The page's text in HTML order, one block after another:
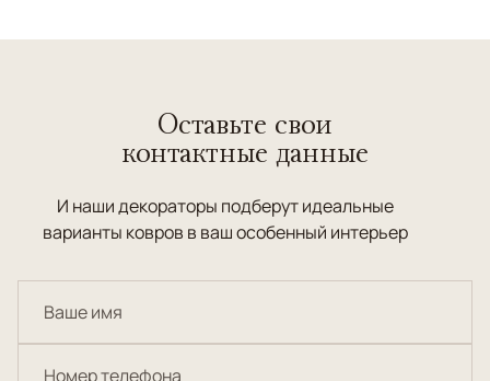
Оставьте свои
контактные данные
И наши декораторы подберут идеальные
варианты ковров в ваш особенный интерьер